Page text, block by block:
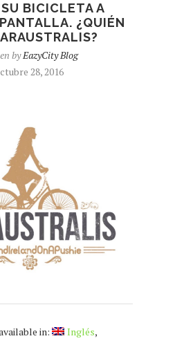
BICICLETA A
¿QUIÉN
byEazyCity Blog
28, 2016
in:
Inglés